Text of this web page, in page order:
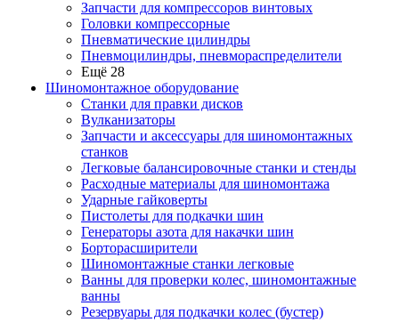
Запчасти для компрессоров винтовых
Головки компрессорные
Пневматические цилиндры
Пневмоцилиндры, пневмораспределители
Ещё 28
Шиномонтажное оборудование
Станки для правки дисков
Вулканизаторы
Запчасти и аксессуары для шиномонтажных
станков
Легковые балансировочные станки и стенды
Расходные материалы для шиномонтажа
Ударные гайковерты
Пистолеты для подкачки шин
Генераторы азота для накачки шин
Борторасширители
Шиномонтажные станки легковые
Ванны для проверки колес, шиномонтажные
ванны
Резервуары для подкачки колес (бустер)